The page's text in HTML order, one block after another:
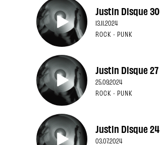
Justin Disque 30
13.11.2024
ROCK · PUNK
Justin Disque 27
25.09.2024
ROCK · PUNK
Justin Disque 24
03.07.2024